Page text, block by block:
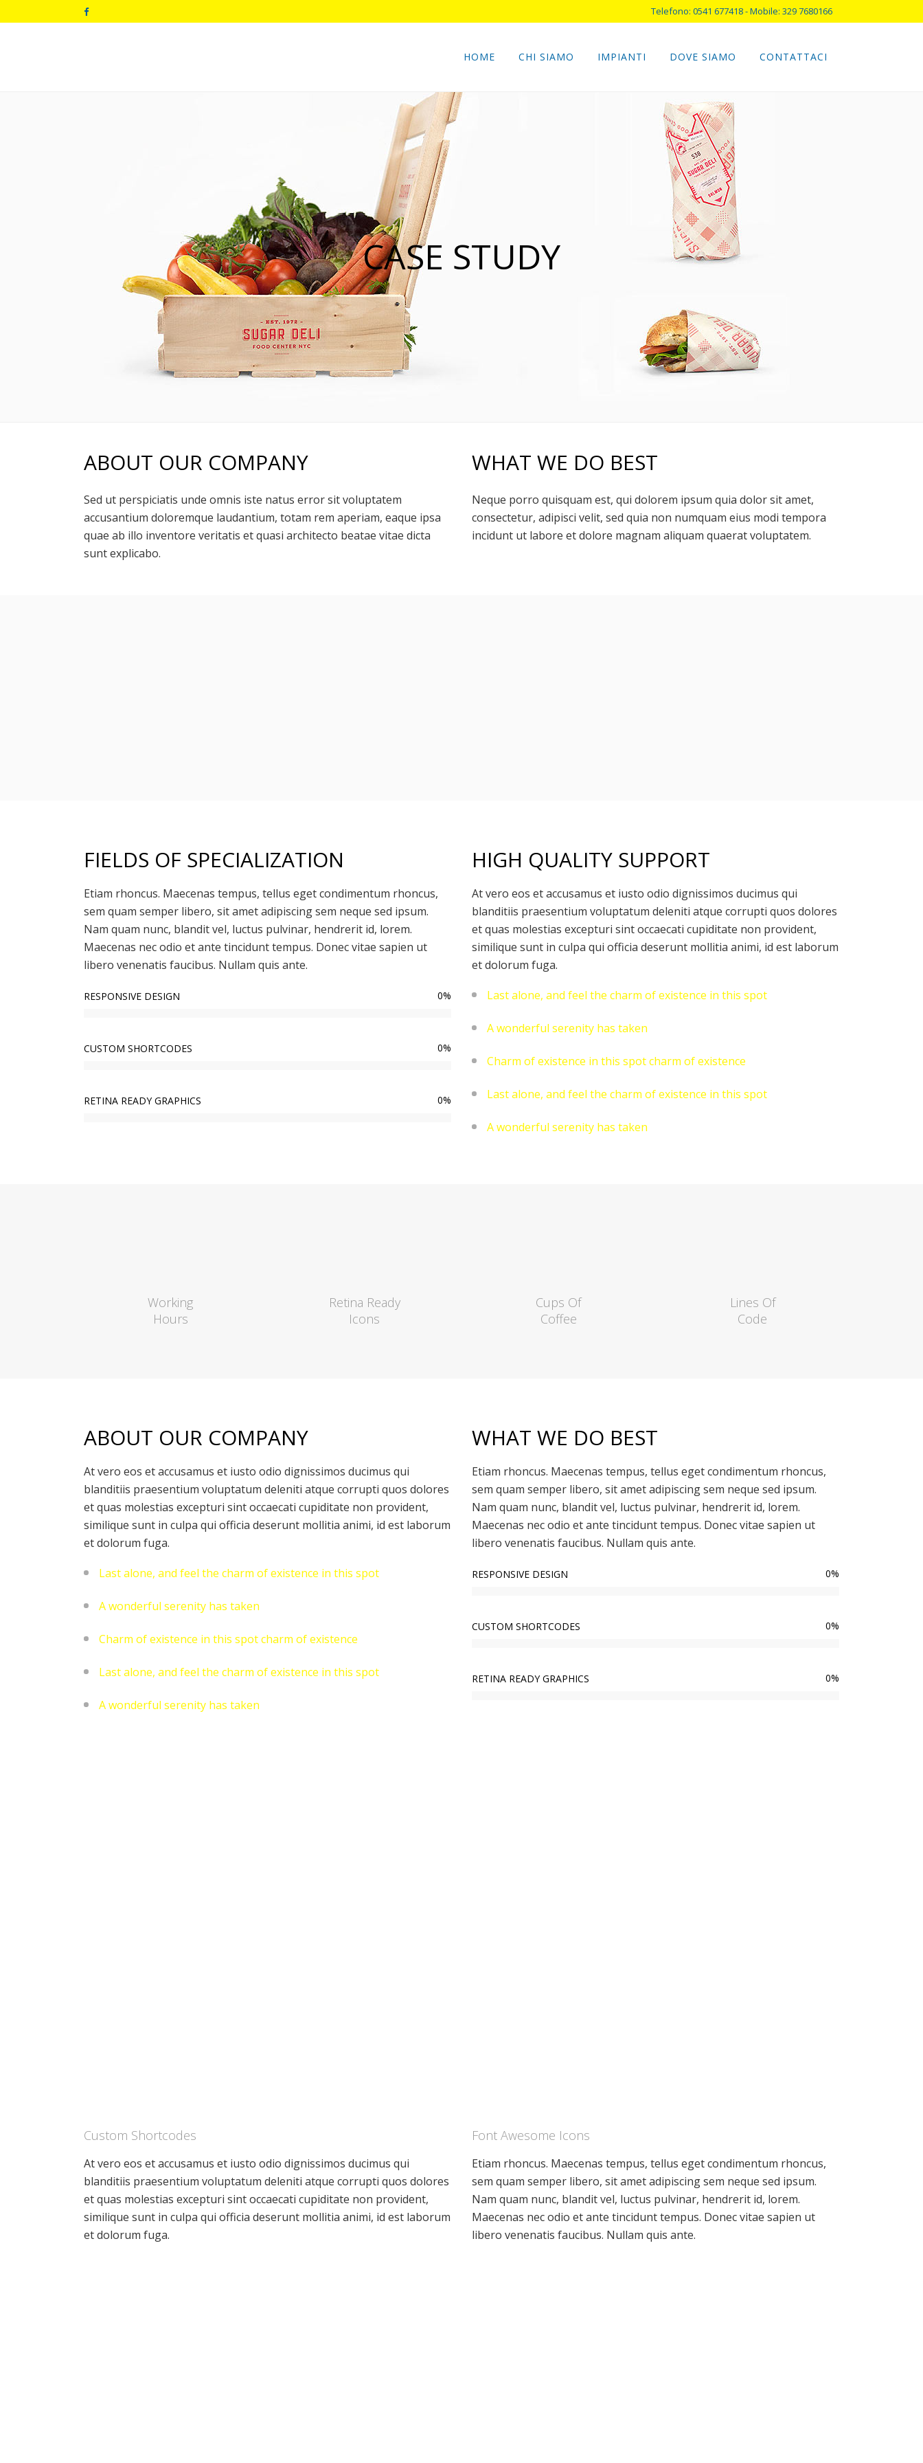
Telefono: 0541 677418 - Mobile: 329 7680166
HOME CHI SIAMO IMPIANTI DOVE SIAMO CONTATTACI
CASE STUDY
ABOUT OUR COMPANY
Sed ut perspiciatis unde omnis iste natus error sit voluptatem
accusantium doloremque laudantium, totam rem aperiam, eaque ipsa
quae ab illo inventore veritatis et quasi architecto beatae vitae dicta
sunt explicabo.
WHAT WE DO BEST
Neque porro quisquam est, qui dolorem ipsum quia dolor sit amet,
consectetur, adipisci velit, sed quia non numquam eius modi tempora
incidunt ut labore et dolore magnam aliquam quaerat voluptatem.
FIELDS OF SPECIALIZATION
Etiam rhoncus. Maecenas tempus, tellus eget condimentum rhoncus,
sem quam semper libero, sit amet adipiscing sem neque sed ipsum.
Nam quam nunc, blandit vel, luctus pulvinar, hendrerit id, lorem.
Maecenas nec odio et ante tincidunt tempus. Donec vitae sapien ut
libero venenatis faucibus. Nullam quis ante.
RESPONSIVE DESIGN 0%
CUSTOM SHORTCODES 0%
RETINA READY GRAPHICS 0%
HIGH QUALITY SUPPORT
At vero eos et accusamus et iusto odio dignissimos ducimus qui
blanditiis praesentium voluptatum deleniti atque corrupti quos dolores
et quas molestias excepturi sint occaecati cupiditate non provident,
similique sunt in culpa qui officia deserunt mollitia animi, id est laborum
et dolorum fuga.
Last alone, and feel the charm of existence in this spot
A wonderful serenity has taken
Charm of existence in this spot charm of existence
Last alone, and feel the charm of existence in this spot
A wonderful serenity has taken
Working
Hours
Retina Ready
Icons
Cups Of
Coffee
Lines Of
Code
ABOUT OUR COMPANY
At vero eos et accusamus et iusto odio dignissimos ducimus qui
blanditiis praesentium voluptatum deleniti atque corrupti quos dolores
et quas molestias excepturi sint occaecati cupiditate non provident,
similique sunt in culpa qui officia deserunt mollitia animi, id est laborum
et dolorum fuga.
Last alone, and feel the charm of existence in this spot
A wonderful serenity has taken
Charm of existence in this spot charm of existence
Last alone, and feel the charm of existence in this spot
A wonderful serenity has taken
WHAT WE DO BEST
Etiam rhoncus. Maecenas tempus, tellus eget condimentum rhoncus,
sem quam semper libero, sit amet adipiscing sem neque sed ipsum.
Nam quam nunc, blandit vel, luctus pulvinar, hendrerit id, lorem.
Maecenas nec odio et ante tincidunt tempus. Donec vitae sapien ut
libero venenatis faucibus. Nullam quis ante.
RESPONSIVE DESIGN 0%
CUSTOM SHORTCODES 0%
RETINA READY GRAPHICS 0%
Custom Shortcodes
At vero eos et accusamus et iusto odio dignissimos ducimus qui
blanditiis praesentium voluptatum deleniti atque corrupti quos dolores
et quas molestias excepturi sint occaecati cupiditate non provident,
similique sunt in culpa qui officia deserunt mollitia animi, id est laborum
et dolorum fuga.
Font Awesome Icons
Etiam rhoncus. Maecenas tempus, tellus eget condimentum rhoncus,
sem quam semper libero, sit amet adipiscing sem neque sed ipsum.
Nam quam nunc, blandit vel, luctus pulvinar, hendrerit id, lorem.
Maecenas nec odio et ante tincidunt tempus. Donec vitae sapien ut
libero venenatis faucibus. Nullam quis ante.